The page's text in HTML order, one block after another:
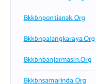
Bkkbnpontianak.org
Bkkbnpalangkaraya.org
Bkkbnbanjarmasin.org
Bkkbnsamarinda.org